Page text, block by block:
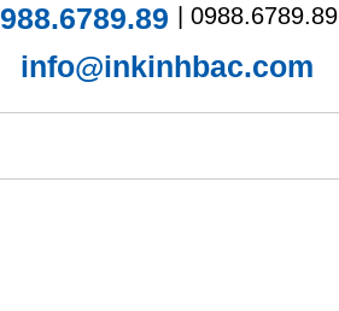
| 0988.6789.89
info@inkinhbac.com